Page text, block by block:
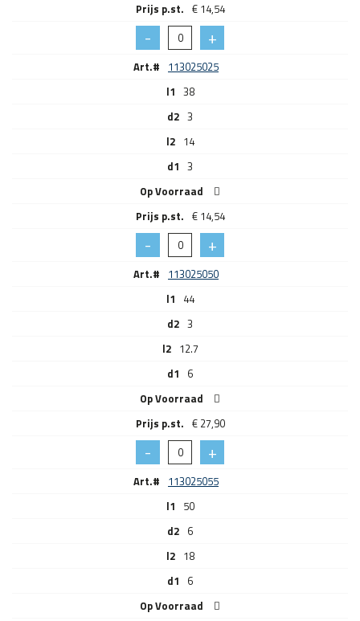
€14,54
Art.# 113025025
l1 38
d2 3
l2 14
d1 3
Op Voorraad
€14,54
Art.# 113025050
l1 44
d2 3
l2 12.7
d1 6
Op Voorraad
€27,90
Art.# 113025055
l1 50
d2 6
l2 18
d1 6
Op Voorraad